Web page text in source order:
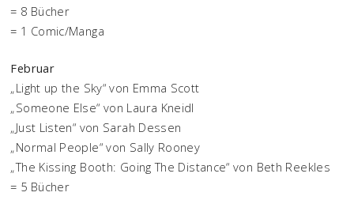
= 8 Bücher
= 1 Comic/Manga
Februar
„Light up the Sky“ von Emma Scott
„Someone Else“ von Laura Kneidl
„Just Listen“ von Sarah Dessen
„Normal People“ von Sally Rooney
„The Kissing Booth: Going The Distance“ von Beth Reekles
= 5 Bücher